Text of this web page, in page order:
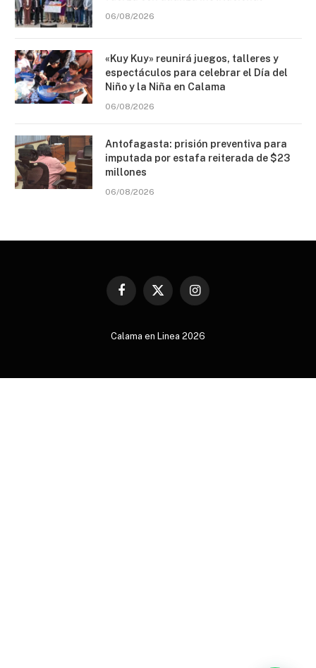
06/08/2026
«Kuy Kuy» reunirá juegos, talleres y
espectáculos para celebrar el Día del
Niño y la Niña en Calama
06/08/2026
Antofagasta: prisión preventiva para
imputada por estafa reiterada de $23
millones
06/08/2026
Facebook
X
Instagram
Calama en Linea 2026